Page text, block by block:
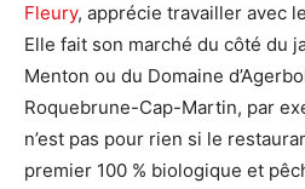
Fleury, apprécie travailler avec
Elle fait son marché du côté du
Menton ou du Domaine
Roquebrune-Cap-Martin, par
n’est pas pour rien si le
premier 100 % biologique et